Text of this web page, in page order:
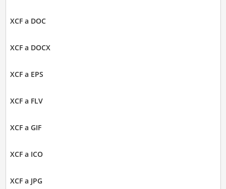
XCF a DOC
XCF a DOCX
XCF a EPS
XCF a FLV
XCF a GIF
XCF a ICO
XCF a JPG